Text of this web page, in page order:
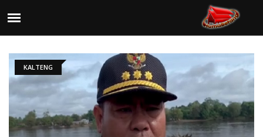
KALTENG